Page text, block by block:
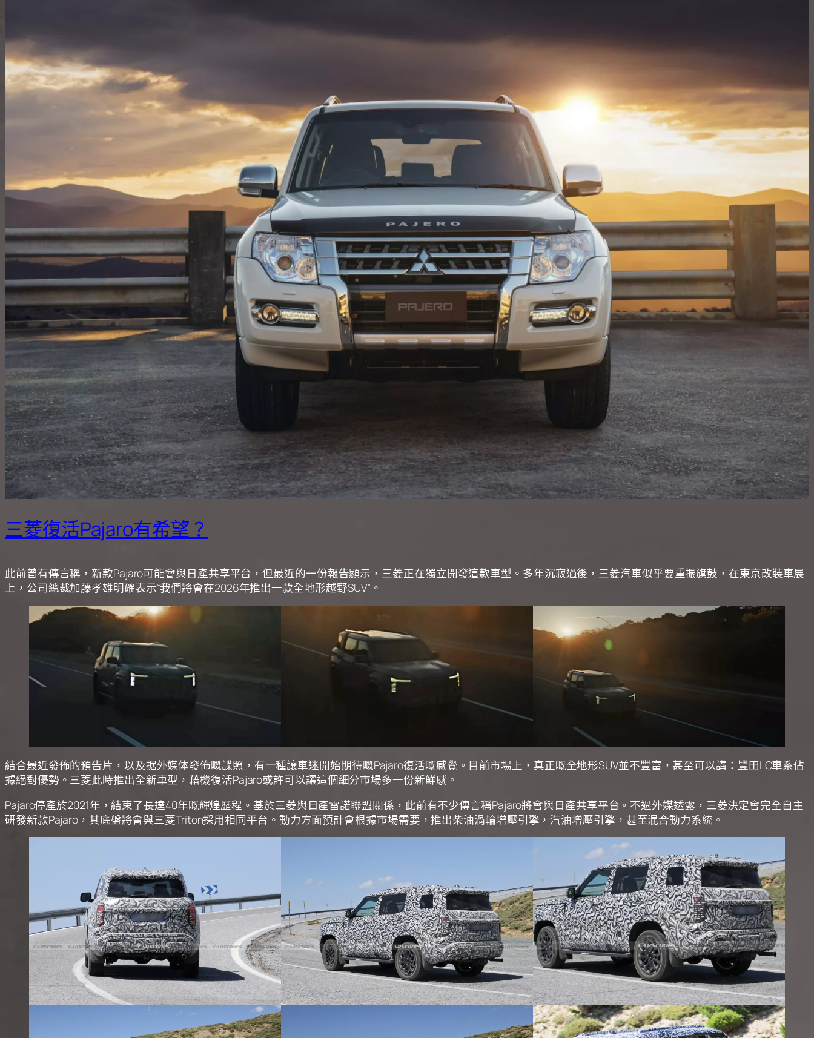
三菱復活Pajaro有希望？
此前曾有傳言稱，新款Pajaro可能會與日產共享平台，但最近的一份報告顯示，三菱正在獨立開發這款車型。多年沉寂過後，三菱汽車似乎要重振旗鼓，在東京改裝車展
上，公司總裁加藤孝雄明確表示“我們將會在2026年推出一款全地形越野SUV”。
結合最近發佈的預告片，以及据外媒体發佈嘅諜照，有一種讓車迷開始期待嘅Pajaro復活嘅感覺。目前市場上，真正嘅全地形SUV並不豐富，甚至可以講：豐田LC車系佔
據絕對優勢。三菱此時推出全新車型，藉機復活Pajaro或許可以讓這個細分市場多一份新鮮感。
Pajaro停產於2021年，結束了長達40年嘅輝煌歷程。基於三菱與日產雷諾聯盟關係，此前有不少傳言稱Pajaro將會與日產共享平台。不過外媒透露，三菱決定會完全自主
研發新款Pajaro，其底盤將會與三菱Triton採用相同平台。動力方面預計會根據市場需要，推出柴油渦輪增壓引擎，汽油增壓引擎，甚至混合動力系統。